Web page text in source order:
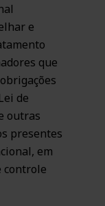
e
que
de
outras
presentes
em
controle